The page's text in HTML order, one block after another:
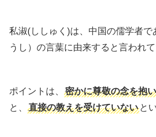
私淑(ししゅく)は、中国の儒学者で
うし）の言葉に由来すると言われて
ポイントは、 密かに尊敬の念を抱
と、 直接の教えを受けていないと